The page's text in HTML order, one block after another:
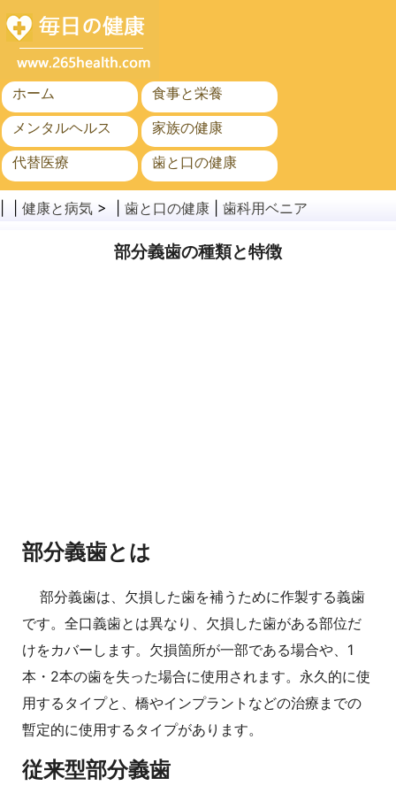
ホーム
食事と栄養
メンタルヘルス
家族の健康
代替医療
歯と口の健康
がん
公衆衛生
健康と病気 > | 歯と口の健康 歯科用ベニア
部分義歯の種類と特徴
部分義歯とは
部分義歯は、欠損した歯を補うために作製する義歯
です。全口義歯とは異なり、欠損した歯がある部位だ
けをカバーします。欠損箇所が一部である場合や、1
本・2本の歯を失った場合に使用されます。永久的に使
用するタイプと、橋やインプラントなどの治療までの
暫定的に使用するタイプがあります。
従来型部分義歯